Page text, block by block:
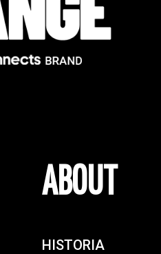
ABOUT
HISTORIA